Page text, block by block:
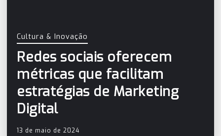
Cultura & Inovação
Redes sociais oferecem
métricas que facilitam
estratégias de Marketing
Digital
13 de maio de 2024